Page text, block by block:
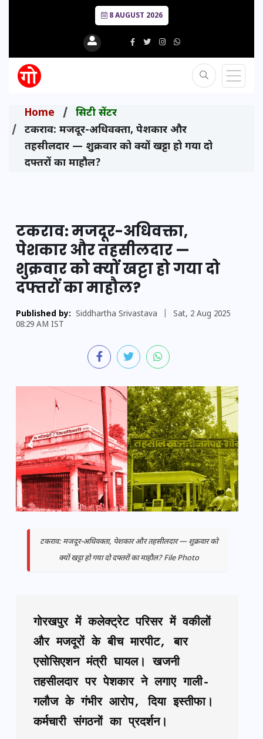
8 AUGUST 2026
Home
सिटी सेंटर
टकराव: मजदूर-अधिवक्ता, पेशकार और
तहसीलदार — शुक्रवार को क्यों खट्टा हो गया दो
दफ्तरों का माहौल?
टकराव: मजदूर-अधिवक्ता,
पेशकार और तहसीलदार —
शुक्रवार को क्यों खट्टा हो गया दो
दफ्तरों का माहौल?
Published by: Siddhartha Srivastava
Sat, 2 Aug 2025
08:29 AM IST
टकराव: मजदूर-अधिवक्ता, पेशकार और तहसीलदार — शुक्रवार को
क्यों खट्टा हो गया दो दफ्तरों का माहौल? File Photo
गोरखपुर में कलेक्ट्रेट परिसर में वकीलों
और मजदूरों के बीच मारपीट, बार
एसोसिएशन मंत्री घायल। खजनी
तहसीलदार पर पेशकार ने लगाए गाली-
गलौज के गंभीर आरोप, दिया इस्तीफा।
कर्मचारी संगठनों का प्रदर्शन।